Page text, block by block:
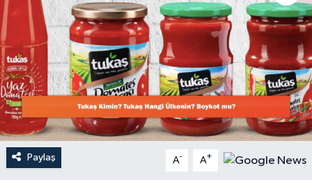
Paylaş A- A+
Dünya
Resmi Reklamlar